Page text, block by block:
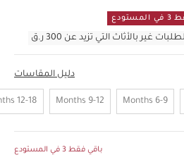
بالأثاث التي تزيد عن 300 ر.ق
دليل المقاسات
6-9 Months
9-12 Months
12-18 Months
باقي فقط 3 في المستودع